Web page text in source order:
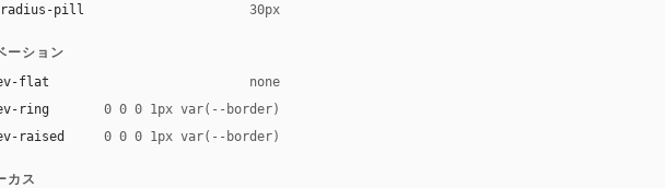
pill 30px
ーション
flat none
ring 0 0 0 1px var(--border)
raised 0 0 0 1px var(--border)
カス